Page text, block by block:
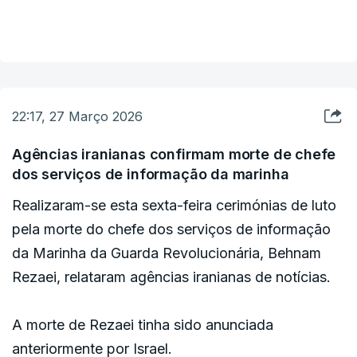
A expansão dos Acordos de Abraão mantém-se
administração Trump.
"Esperamos que todos os países façam parte dos
Acordos de Abraão", disse o Presidente na sexta-
feira, em Miami. "Temos alguns países muito
corajosos que já o fizeram".
22:17, 27 Março 2026
Agências iranianas confirmam morte de chefe
dos serviços de informação da marinha
Realizaram-se esta sexta-feira cerimónias de luto
pela morte do chefe dos serviços de informação
da Marinha da Guarda Revolucionária, Behnam
Rezaei, relataram agências iranianas de notícias.
A morte de Rezaei tinha sido anunciada
anteriormente por Israel.